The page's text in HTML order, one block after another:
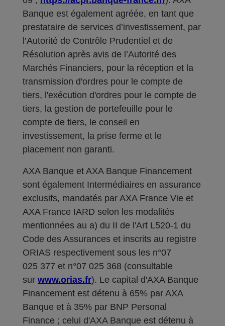
Banque est également agréée, en tant que
prestataire de services d’investissement, par
l’Autorité de Contrôle Prudentiel et de
Résolution après avis de l’Autorité des
Marchés Financiers, pour la réception et la
transmission d'ordres pour le compte de
tiers, l'exécution d'ordres pour le compte de
tiers, la gestion de portefeuille pour le
compte de tiers, le conseil en
investissement, la prise ferme et le
placement non garanti.
AXA Banque et AXA Banque Financement
sont également Intermédiaires en assurance
exclusifs, mandatés par AXA France Vie et
AXA France IARD selon les modalités
mentionnées au a) du II de l'Art L520-1 du
Code des Assurances et inscrits au registre
ORIAS respectivement sous les n°07
025 377 et n°07 025 368 (consultable
sur www.orias.fr). Le capital d'AXA Banque
Financement est détenu à 65% par AXA
Banque et à 35% par BNP Personal
Finance ; celui d'AXA Banque est détenu à